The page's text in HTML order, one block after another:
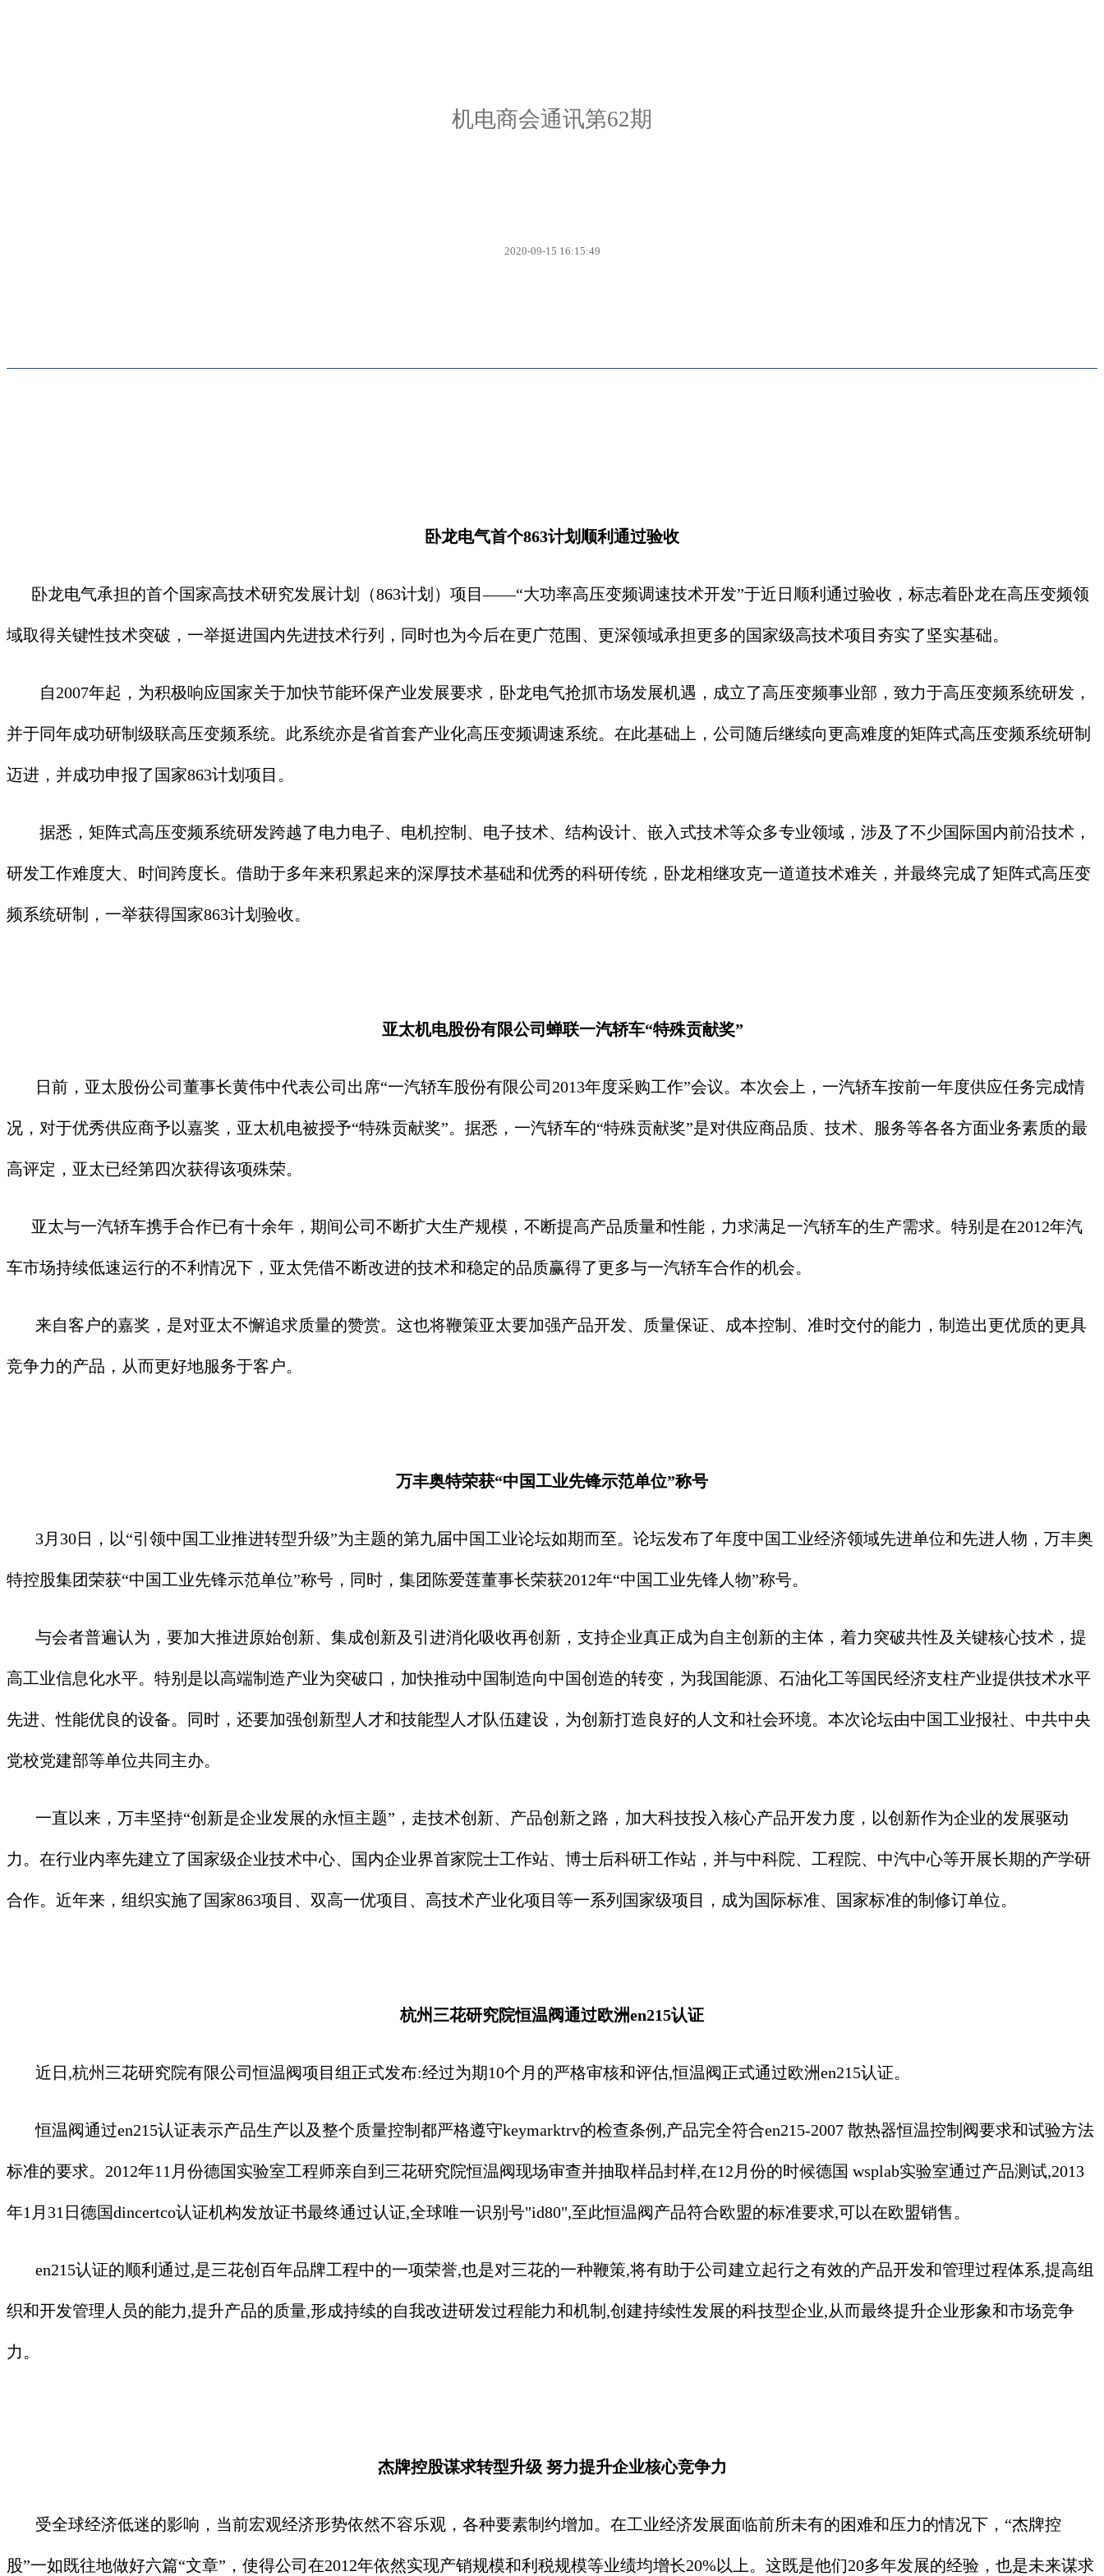
机电商会通讯第62期
2020-09-15 16:15:49
卧龙电气首个863计划顺利通过验收
卧龙电气承担的首个国家高技术研究发展计划（863计划）项目——“大功率高压变频调速技术开发”于近日顺利通过验收，标志着卧龙在高压变频领
域取得关键性技术突破，一举挺进国内先进技术行列，同时也为今后在更广范围、更深领域承担更多的国家级高技术项目夯实了坚实基础。
自2007年起，为积极响应国家关于加快节能环保产业发展要求，卧龙电气抢抓市场发展机遇，成立了高压变频事业部，致力于高压变频系统研发，
并于同年成功研制级联高压变频系统。此系统亦是省首套产业化高压变频调速系统。在此基础上，公司随后继续向更高难度的矩阵式高压变频系统研制
迈进，并成功申报了国家863计划项目。
据悉，矩阵式高压变频系统研发跨越了电力电子、电机控制、电子技术、结构设计、嵌入式技术等众多专业领域，涉及了不少国际国内前沿技术，
研发工作难度大、时间跨度长。借助于多年来积累起来的深厚技术基础和优秀的科研传统，卧龙相继攻克一道道技术难关，并最终完成了矩阵式高压变
频系统研制，一举获得国家863计划验收。
亚太机电股份有限公司蝉联一汽轿车“特殊贡献奖”
日前，亚太股份公司董事长黄伟中代表公司出席“一汽轿车股份有限公司2013年度采购工作”会议。本次会上，一汽轿车按前一年度供应任务完成情
况，对于优秀供应商予以嘉奖，亚太机电被授予“特殊贡献奖”。据悉，一汽轿车的“特殊贡献奖”是对供应商品质、技术、服务等各各方面业务素质的最
高评定，亚太已经第四次获得该项殊荣。
亚太与一汽轿车携手合作已有十余年，期间公司不断扩大生产规模，不断提高产品质量和性能，力求满足一汽轿车的生产需求。特别是在2012年汽
车市场持续低速运行的不利情况下，亚太凭借不断改进的技术和稳定的品质赢得了更多与一汽轿车合作的机会。
来自客户的嘉奖，是对亚太不懈追求质量的赞赏。这也将鞭策亚太要加强产品开发、质量保证、成本控制、准时交付的能力，制造出更优质的更具
竞争力的产品，从而更好地服务于客户。
万丰奥特荣获“中国工业先锋示范单位”称号
3月30日，以“引领中国工业推进转型升级”为主题的第九届中国工业论坛如期而至。论坛发布了年度中国工业经济领域先进单位和先进人物，万丰奥
特控股集团荣获“中国工业先锋示范单位”称号，同时，集团陈爱莲董事长荣获2012年“中国工业先锋人物”称号。
与会者普遍认为，要加大推进原始创新、集成创新及引进消化吸收再创新，支持企业真正成为自主创新的主体，着力突破共性及关键核心技术，提
高工业信息化水平。特别是以高端制造产业为突破口，加快推动中国制造向中国创造的转变，为我国能源、石油化工等国民经济支柱产业提供技术水平
先进、性能优良的设备。同时，还要加强创新型人才和技能型人才队伍建设，为创新打造良好的人文和社会环境。本次论坛由中国工业报社、中共中央
党校党建部等单位共同主办。
一直以来，万丰坚持“创新是企业发展的永恒主题”，走技术创新、产品创新之路，加大科技投入核心产品开发力度，以创新作为企业的发展驱动
力。在行业内率先建立了国家级企业技术中心、国内企业界首家院士工作站、博士后科研工作站，并与中科院、工程院、中汽中心等开展长期的产学研
合作。近年来，组织实施了国家863项目、双高一优项目、高技术产业化项目等一系列国家级项目，成为国际标准、国家标准的制修订单位。
杭州三花研究院恒温阀通过欧洲en215认证
近日,杭州三花研究院有限公司恒温阀项目组正式发布:经过为期10个月的严格审核和评估,恒温阀正式通过欧洲en215认证。
恒温阀通过en215认证表示产品生产以及整个质量控制都严格遵守keymarktrv的检查条例,产品完全符合en215-2007 散热器恒温控制阀要求和试验方法
标准的要求。2012年11月份德国实验室工程师亲自到三花研究院恒温阀现场审查并抽取样品封样,在12月份的时候德国 wsplab实验室通过产品测试,2013
年1月31日德国dincertco认证机构发放证书最终通过认证,全球唯一识别号"id80",至此恒温阀产品符合欧盟的标准要求,可以在欧盟销售。
en215认证的顺利通过,是三花创百年品牌工程中的一项荣誉,也是对三花的一种鞭策,将有助于公司建立起行之有效的产品开发和管理过程体系,提高组
织和开发管理人员的能力,提升产品的质量,形成持续的自我改进研发过程能力和机制,创建持续性发展的科技型企业,从而最终提升企业形象和市场竞争
力。
杰牌控股谋求转型升级 努力提升企业核心竞争力
受全球经济低迷的影响，当前宏观经济形势依然不容乐观，各种要素制约增加。在工业经济发展面临前所未有的困难和压力的情况下，“杰牌控
股”一如既往地做好六篇“文章”，使得公司在2012年依然实现产销规模和利税规模等业绩均增长20%以上。这既是他们20多年发展的经验，也是未来谋求